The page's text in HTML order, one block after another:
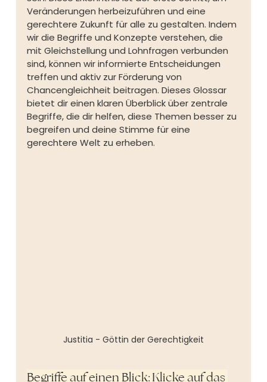
Veränderungen herbeizuführen und eine
gerechtere Zukunft für alle zu gestalten. Indem
wir die Begriffe und Konzepte verstehen, die
mit Gleichstellung und Lohnfragen verbunden
sind, können wir informierte Entscheidungen
treffen und aktiv zur Förderung von
Chancengleichheit beitragen. Dieses Glossar
bietet dir einen klaren Überblick über zentrale
Begriffe, die dir helfen, diese Themen besser zu
begreifen und deine Stimme für eine
gerechtere Welt zu erheben.
Justitia - Göttin der Gerechtigkeit
Begriffe auf einen Blick: Klicke auf das